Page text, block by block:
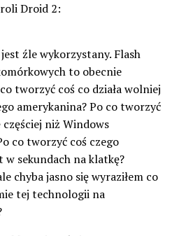
Droid 2:
źle wykorzystany. Flash
to obecnie
tworzyć coś co działa wolniej
amerykanina? Po co tworzyć
częściej niż Windows
co tworzyć coś czego
w sekundach na klatkę?
chyba jasno się wyraziłem co
tej technologii na